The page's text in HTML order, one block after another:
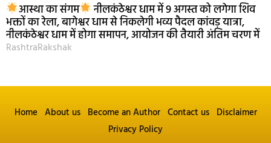
आस्था का संगम नीलकंठेश्वर धाम में 9 अगस्त को लगेगा शिव
भक्तों का रेला, बागेश्वर धाम से निकलेगी भव्य पैदल कांवड़ यात्रा,
नीलकंठेश्वर धाम में होगा समापन, आयोजन की तैयारी अंतिम चरण में
RashtraRakshak
Home About us Become an Author Contact us Disclaimer
Privacy Policy